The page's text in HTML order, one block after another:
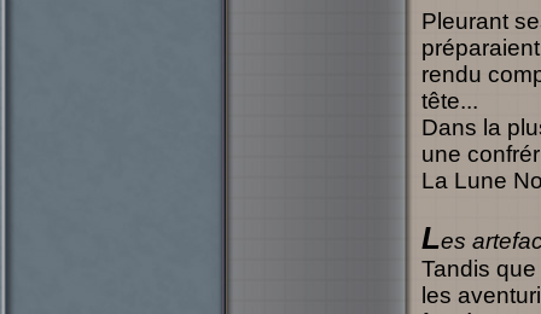
Pleurant
rendu
tête...
Dans la
une
La Lune
Les
Tandis
les